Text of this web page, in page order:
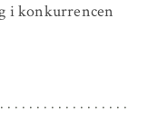
i konkurrencen